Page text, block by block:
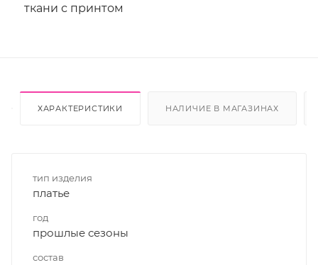
ткани с принтом
ХАРАКТЕРИСТИКИ НАЛИЧИЕ В МАГАЗИНАХ
тип изделия
платье
год
прошлые сезоны
состав